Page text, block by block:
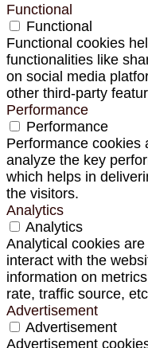
Functional
Functional
Functional cookies
functionalities like
on social media
other third-party
Performance
Performance
Performance cookies
analyze the key
which helps in
the visitors.
Analytics
Analytics
Analytical cookies
interact with the
information on
rate, traffic source,
Advertisement
Advertisement
Advertisement